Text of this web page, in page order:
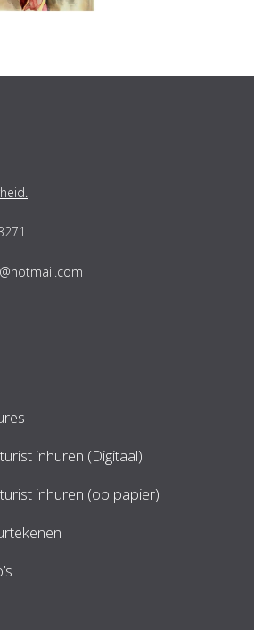
inhuren (Digitaal)
inhuren (op papier)